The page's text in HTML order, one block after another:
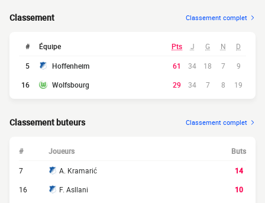
Classement Classement complet
# Équipe Pts J G N D
5 Hoffenheim 61 34 18 7
9
16
Wolfsbourg 29 34 7 8 19
Classement buteurs Classement complet
# Joueurs Buts
7 A. Kramarić
14
16
F. Asllani
10